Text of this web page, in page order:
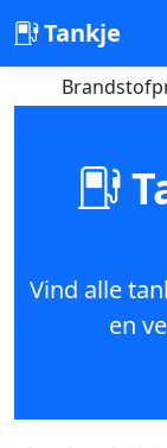
Tankje
Vind alle
en